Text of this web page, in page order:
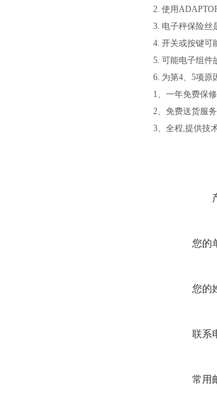
2. 使用
3. 电子秤保险
4. 开关或按键
5. 可能电子组
6. 为第4、5项原
1、一年免费保
2、免费送货服
3、全程,提供技
您的
您的
联系
常用